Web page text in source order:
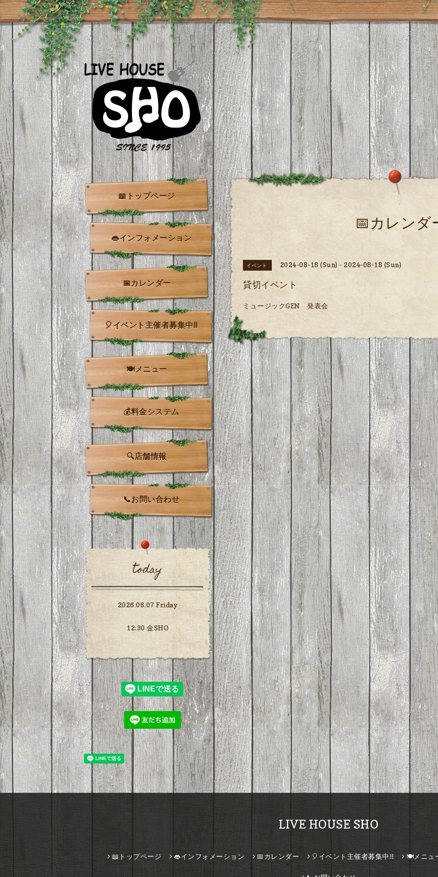
📅カレンダ
イベント 2024-08-18 (Sun) - 2024-08-18 (Sun)
貸切イベント
ミュージックGEN 発表会
📖トップページ
👄インフォメーション
📅カレンダー
🎈イベント主催者募集中!!
🍽️メニュー
💰料金システム
🔍店舗情報
📞お問い合わせ
today
2026.08.07 Friday
12:30 金SHO
LIVE HOUSE SHO
📖トップページ 👄インフォメーション 📅カレンダー 🎈イベント主催者募集中!! 🍽️メニュ